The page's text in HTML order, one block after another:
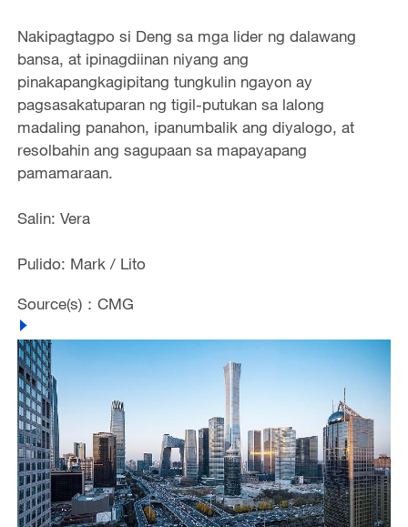
Nakipagtagpo si Deng sa mga lider ng dalawang
bansa, at ipinagdiinan niyang ang
pinakapangkagipitang tungkulin ngayon ay
pagsasakatuparan ng tigil-putukan sa lalong
madaling panahon, ipanumbalik ang diyalogo, at
resolbahin ang sagupaan sa mapayapang
pamamaraan.
Salin: Vera
Pulido: Mark / Lito
Source(s)：CMG